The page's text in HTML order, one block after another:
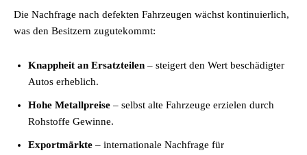
Die Nachfrage nach defekten Fahrzeugen wächst kontinuierlich,
was den Besitzern zugutekommt:
Knappheit an Ersatzteilen – steigert den Wert beschädigter
Autos erheblich.
Hohe Metallpreise – selbst alte Fahrzeuge erzielen durch
Rohstoffe Gewinne.
Exportmärkte – internationale Nachfrage für